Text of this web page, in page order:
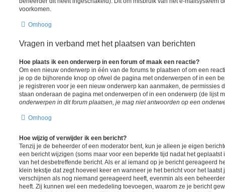
voorkomen.
Omhoog
Vragen in verband met het plaatsen van berichten
Hoe plaats ik een onderwerp in een forum of maak een reactie?
Om een nieuw onderwerp in één van de forums te plaatsen of om een
je op de bijhorende knop op ofwel de pagina met onderwerpen of in een
je registreren voor je een nieuw onderwerp kan aanmaken, de permissies
staan onderaan de pagina met onderwerpen of in een onderwerp (de lijst
onderwerpen in dit forum plaatsen, je mag niet antwoorden op een
Omhoog
Hoe wijzig of verwijder ik een bericht?
Tenzij je de beheerder of een moderator bent, kun je alleen je eigen
een bericht wijzigen (soms maar voor een beperkte tijd nadat het
van het desbetreffende bericht. Als er al iemand op je bericht gereageerd
klein tekstje dat zegt hoeveel keer en wanneer je het bericht voor het
verschijnen als nog niemand gereageerd heeft, evenmin als een
heeft. Zij kunnen wel een mededeling toevoegen, waarom ze je bericht